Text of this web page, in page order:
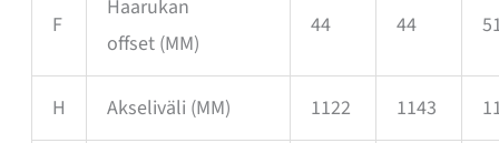
F
Haarukan
offset (MM)
44 44
H Akseliväli (MM) 1122 1143